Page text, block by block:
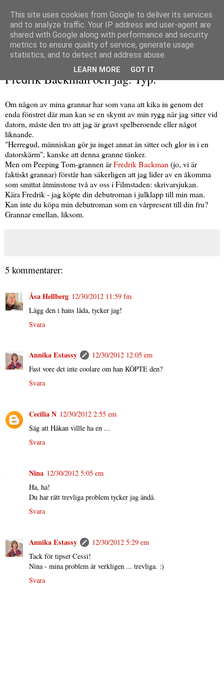
Fredrik Backman och jag. Typ.
Om någon av mina grannar har som vana att kika in genom det
enda fönstret där man kan se en skymt av min rygg när jag sitter vid
datorn, måste den tro att jag är gravt spelberoende eller något
liknande.
"Herregud, människan gör ju inget annat än sitter och glor in i en
datorskärm", kanske att denna granne tänker.
Men om Peeping Tom-grannen ärFredrik Backman (jo, vi är
faktiskt grannar) förstår han säkerligen att jag lider av en åkomma
som smittat åtminstone två av oss i Filmstaden: skrivarsjukan.
Kära Fredrik - jag köpte din debutroman i julklapp till min man.
Kan inte du köpa min debutroman som en vårpresent till din fru?
Grannar emellan, liksom.
5 kommentarer:
Åsa Hellberg 12/30/2012 11:59 fm
Lägg den i hans låda, tycker jag!
Svara
Annika Estassy
12/30/2012 12:05 em
Fast vore det inte coolare om han KÖPTE den?
Svara
Cecilia N 12/30/2012 2:55 em
Säg att Håkan villle ha en ...
Svara
Nina 12/30/2012 5:05 em
Ha, ha!
Du har rätt trevliga problem tycker jag ändå.
Svara
Annika Estassy
12/30/2012 5:29 em
Tack för tipset Cessi!
Nina - mina problem är verkligen ... trevliga. :)
Svara
This site uses cookies from Google to deliver its services
and to analyze traffic. Your IP address and user-agent are
shared with Google along with performance and security
metrics to ensure quality of service, generate usage
statistics, and to detect and address abuse.
LEARN MORE GOT IT